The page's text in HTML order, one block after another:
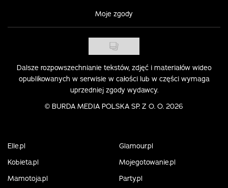
Moje zgody
Dalsze rozpowszechnianie tekstów, zdjęć i materiałów wideo
opublikowanych w serwisie w całości lub w części wymaga
uprzedniej zgody wydawcy.
© BURDA MEDIA POLSKA SP. Z O. O. 2026
Elle.pl
Glamour.pl
Kobieta.pl
Mojegotowanie.pl
Mamotoja.pl
Party.pl